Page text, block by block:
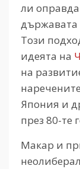
ли
държавата
Този
идеята на
на
Япония и
през 80-те
Макар и